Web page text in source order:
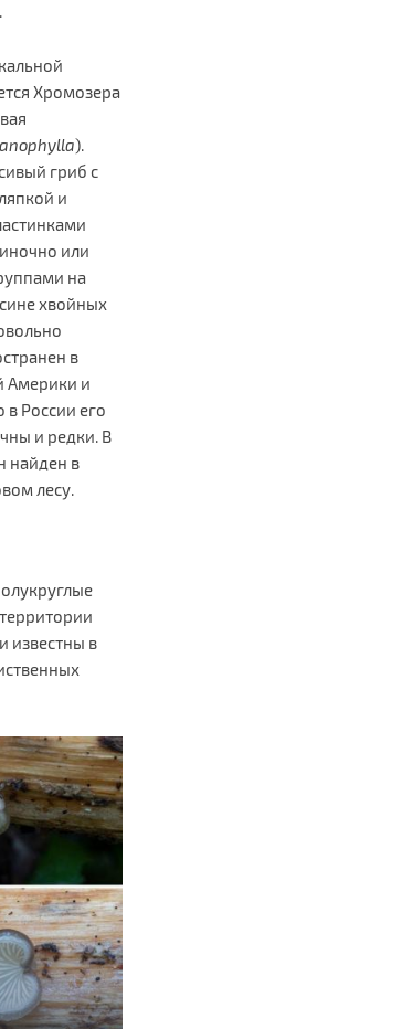
Хромозера
).
гриб с
и
или
на
хвойных
в
Америки и
России его
и редки. В
найден в
лесу.
известны в